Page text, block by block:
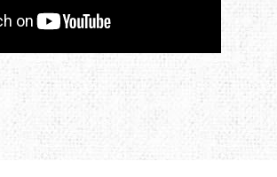
THERM-A-REST THERMACELL
TRAMP TRAVEL EXTREME
TURBAT UKRHOLDS